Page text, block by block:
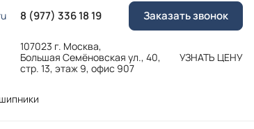
8 (977) 336 18 19 Заказать звонок
107023 г. Москва,
Большая Семёновская ул., 40,
стр. 13, этаж 9, офис 907
УЗНАТЬ ЦЕНУ